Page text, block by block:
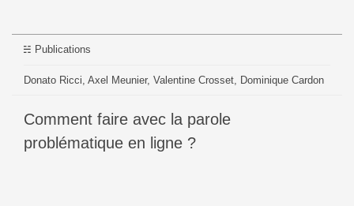
Publications
Donato Ricci, Axel Meunier, Valentine Crosset, Dominique Cardon
Comment faire avec la parole
problématique en ligne ?